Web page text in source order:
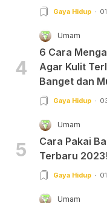
Gaya Hidup
4
Umam
6 Cara
Agar Kulit
Banget dan
Gaya Hidup
5
Umam
Cara Pakai
Terbaru 2023!
Gaya Hidup
Umam